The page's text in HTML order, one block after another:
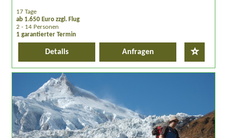
17 Tage
ab 1.650 Euro zzgl. Flug
2 - 14 Personen
1 garantierter Termin
Details Anfragen